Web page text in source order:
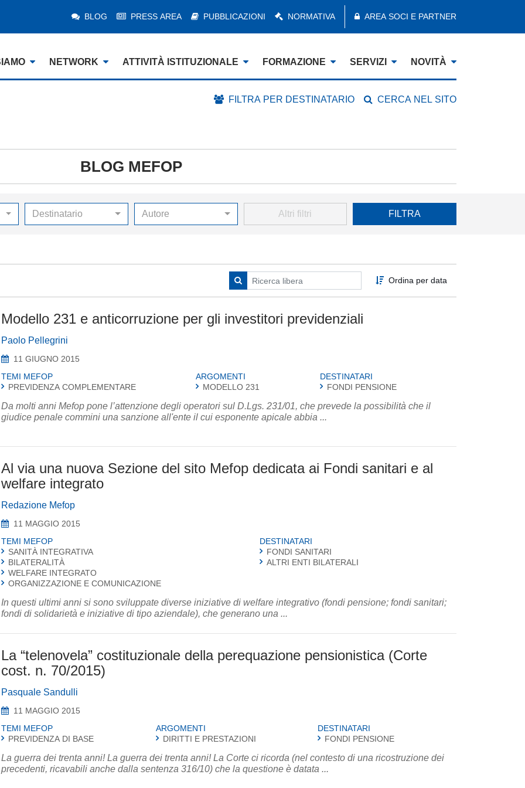
BLOG PRESS AREA PUBBLICAZIONI NORMATIVA AREA SOCI E PARTNER
NETWORK ATTIVITÀ ISTITUZIONALE FORMAZIONE SERVIZI NOVITÀ
FILTRA PER DESTINATARIO CERCA NEL SITO
BLOG MEFOP
Destinatario Autore Altri filtri FILTRA
Ordina per data
Modello 231 e anticorruzione per gli investitori previdenziali
Paolo Pellegrini
11 GIUGNO 2015
TEMI MEFOP
PREVIDENZA COMPLEMENTARE
ARGOMENTI
MODELLO 231
DESTINATARI
FONDI PENSIONE
Da molti anni Mefop pone l’attenzione degli operatori sul D.Lgs. 231/01, che prevede la possibilità che il
giudice penale commini una sanzione all'ente il cui esponente apicale abbia ...
Al via una nuova Sezione del sito Mefop dedicata ai Fondi sanitari e al
welfare integrato
Redazione Mefop
11 MAGGIO 2015
TEMI MEFOP
SANITÀ INTEGRATIVA
BILATERALITÀ
WELFARE INTEGRATO
ORGANIZZAZIONE E COMUNICAZIONE
DESTINATARI
FONDI SANITARI
ALTRI ENTI BILATERALI
In questi ultimi anni si sono sviluppate diverse iniziative di welfare integrativo (fondi pensione; fondi sanitari;
fondi di solidarietà e iniziative di tipo aziendale), che generano una ...
La “telenovela” costituzionale della perequazione pensionistica (Corte
cost. n. 70/2015)
Pasquale Sandulli
11 MAGGIO 2015
TEMI MEFOP
PREVIDENZA DI BASE
ARGOMENTI
DIRITTI E PRESTAZIONI
DESTINATARI
FONDI PENSIONE
La guerra dei trenta anni! La guerra dei trenta anni! La Corte ci ricorda (nel contesto di una ricostruzione dei
precedenti, ricavabili anche dalla sentenza 316/10) che la questione è datata ...